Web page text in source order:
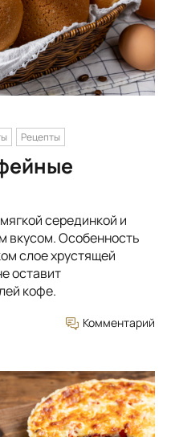
Рецепты
серединкой и
вкусом. Особенность
слое хрустящей
оставит
кофе.
Комментарий